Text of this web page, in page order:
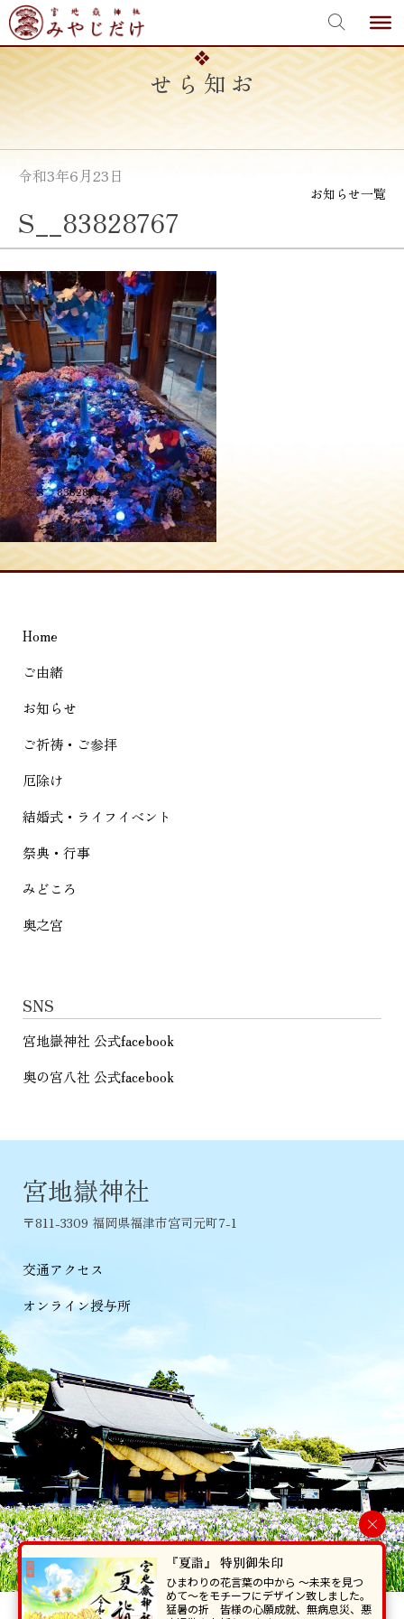
Skip
to
content
お知らせ
令和3年6月23日
お知らせ一覧
S__83828767
投
稿
ナ
ビ
ー
シ
ョ
ン
≪S__83828767
Home
ご由緒
お知らせ
ご祈祷・ご参拝
厄除け
結婚式・ライフイベント
祭典・行事
みどころ
奥之宮
SNS
宮地嶽神社 公式facebook
奥の宮八社 公式facebook
宮地嶽神社
〒811-3309 福岡県福津市宮司元町7-1
交通アクセス
オンライン授与所
当ホームページで掲載の写真・イラスト等を無断で転写･複製することを
×
『夏詣』 特別御朱印
ひまわりの花言葉の中から 〜未来を見つ
めて〜をモチーフにデザイン致しました。
猛暑の折 皆様の心願成就、無病息災、悪